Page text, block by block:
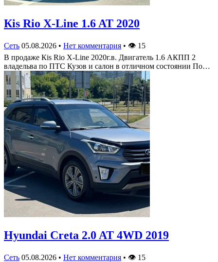
Кis Rio X-Line 1.6 AT 2020
Сеть 05.08.2026 • Нет комментария • 👁 15
В продаже Кis Rio X-Line 2020г.в. Двигатель 1.6 АКПП 2
владельва по ПТС Кузов и салон в отличном состоянии По…
Hyundai Creta 2.0 AT 4WD 2019
Сеть 05.08.2026 • Нет комментария • 👁 15